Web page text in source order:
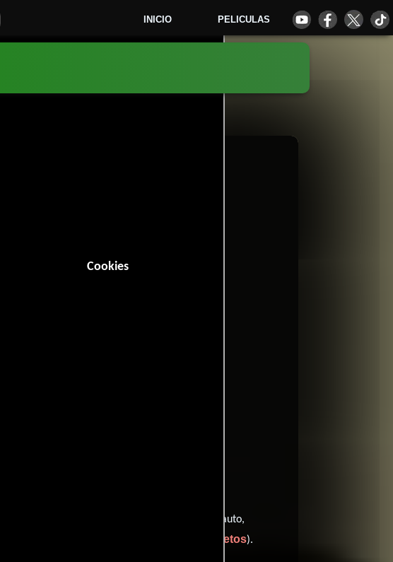
INICIO PELICULAS
Cookies
1h 39m (99 minutos).
interpreta a auto, en el papel de auto,
el papel de auto ( ver créditos completos).